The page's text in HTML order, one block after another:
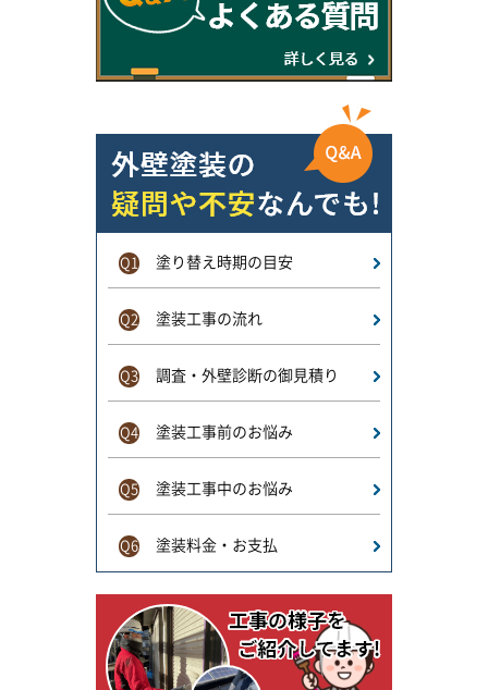
Q1 塗り替え時期の目安
Q2 塗装工事の流れ
Q3 調査・外壁診断の御見積り
Q4 塗装工事前のお悩み
Q5 塗装工事中のお悩み
Q6 塗装料金・お支払